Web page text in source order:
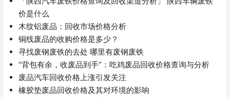
价是什么
木纹铝废品：回收市场价格分析
铜线废品的收购价格是多少？
寻找废钢废铁的去处 哪里有废钢废铁
“背包有余，收废品到手”：吃鸡废品回收价格查询与分析
废品汽车回收价格上涨引发关注
橡胶垫废品回收价格及其对环境的影响